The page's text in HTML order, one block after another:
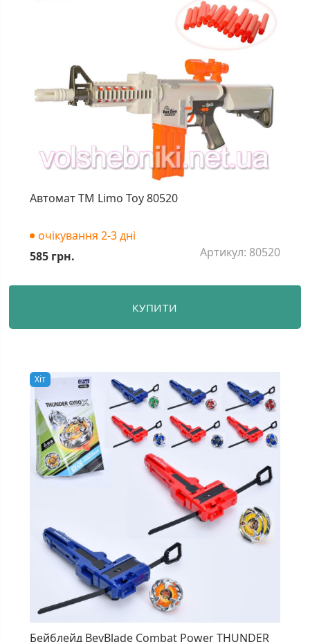
Автомат ТМ Limo Toy 80520
очікування 2-3 дні
Артикул: 80520
585 грн.
КУПИТИ
Хiт
Бейблейд BeyBlade Combat Power THUNDER